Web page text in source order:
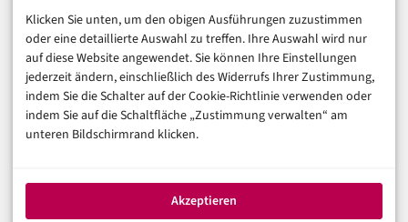
Klicken Sie unten, um den obigen Ausführungen zuzustimmen
oder eine detaillierte Auswahl zu treffen. Ihre Auswahl wird nur
auf diese Website angewendet. Sie können Ihre Einstellungen
jederzeit ändern, einschließlich des Widerrufs Ihrer Zustimmung,
indem Sie die Schalter auf der Cookie-Richtlinie verwenden oder
indem Sie auf die Schaltfläche „Zustimmung verwalten“ am
unteren Bildschirmrand klicken.
Akzeptieren
Die Richtung stimmt, auch wenn der Antrieb ein
kommerzieller ist.
Kritisch bleibt, dass dieser Effekt nur dann nachhaltig
ist, wenn Unternehmen die eingeführten Maßnahmen
Antragszeitpunkt implementieren. Ein Backup, das
einmalig eingerichtet, aber nie getestet wird, schützt